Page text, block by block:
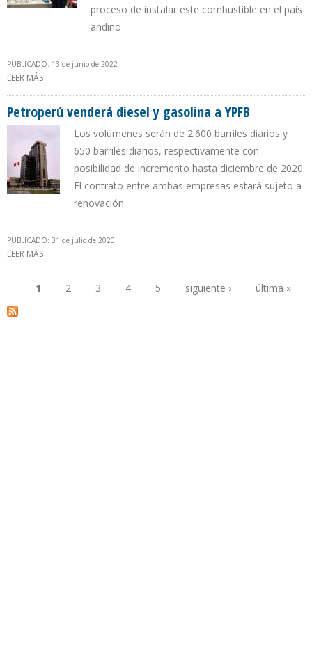
proceso de instalar este combustible en el país
andino
PUBLICADO: 13 de junio de 2022
LEER MÁS
Petroperú venderá diesel y gasolina a YPFB
Los volúmenes serán de 2.600 barriles diarios y
650 barriles diarios, respectivamente con
posibilidad de incremento hasta diciembre de 2020.
El contrato entre ambas empresas estará sujeto a
renovación
PUBLICADO: 31 de julio de 2020
LEER MÁS
Páginas
1 2 3 4 5 siguiente › última »